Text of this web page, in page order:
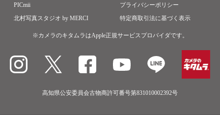
PICmii
北村写真スタジオ by MERCI
プライバシーポリシー
特定商取引法に基づく表示
※カメラのキタムラはApple正規サービスプロバイダです。
高知県公安委員会古物商許可番号第831010002392号